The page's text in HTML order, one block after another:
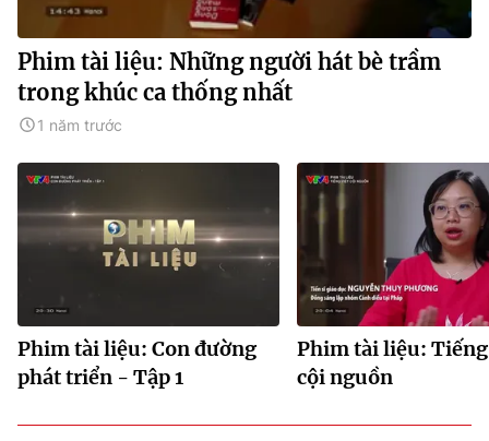
Phim tài liệu: Những người hát bè trầm
trong khúc ca thống nhất
1 năm trước
Phim tài liệu: Con đường
phát triển - Tập 1
Phim tài liệu:
cội nguồn